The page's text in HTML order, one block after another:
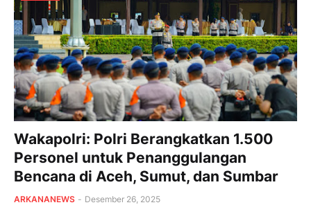
Wakapolri: Polri Berangkatkan 1.500
Personel untuk Penanggulangan
Bencana di Aceh, Sumut, dan Sumbar
ARKANANEWS - Desember 26, 2025